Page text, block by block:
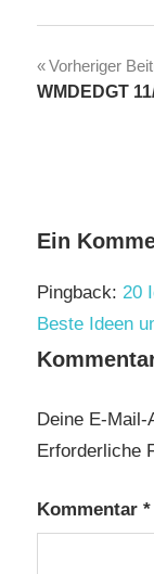
Vorheriger
WMDEDGT
Ein
Pingback: 20
Beste Ideen
Deine E-
Erforderliche
Kommentar *